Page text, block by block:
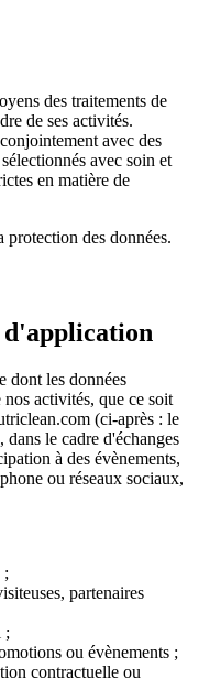
des traitements de
de ses activités.
avec des
avec soin et
en matière de
protection des données.
d'application
dont les données
nos activités, que ce soit
(ci-après : le
le cadre d'échanges
à des évènements,
ou réseaux sociaux,
;
partenaires
;
ou évènements ;
contractuelle ou